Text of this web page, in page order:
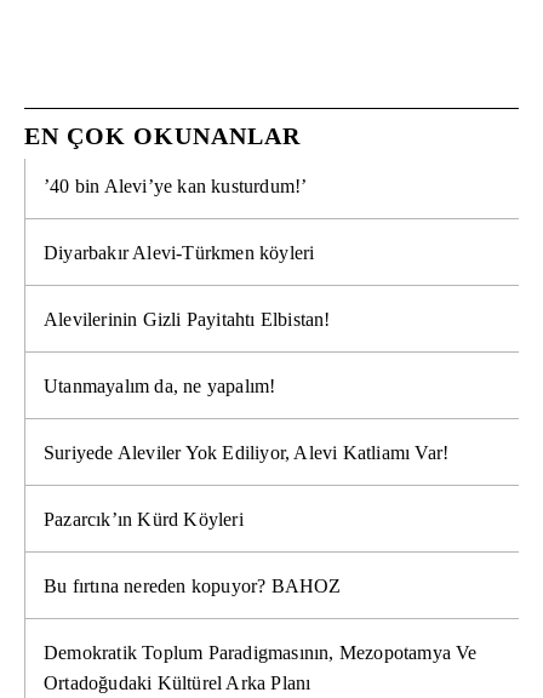
EN ÇOK OKUNANLAR
’40 bin Alevi’ye kan kusturdum!’
Diyarbakır Alevi-Türkmen köyleri
Alevilerinin Gizli Payitahtı Elbistan!
Utanmayalım da, ne yapalım!
Suriyede Aleviler Yok Ediliyor, Alevi Katliamı Var!
Pazarcık’ın Kürd Köyleri
Bu fırtına nereden kopuyor? BAHOZ
Demokratik Toplum Paradigmasının, Mezopotamya Ve
Ortadoğudaki Kültürel Arka Planı